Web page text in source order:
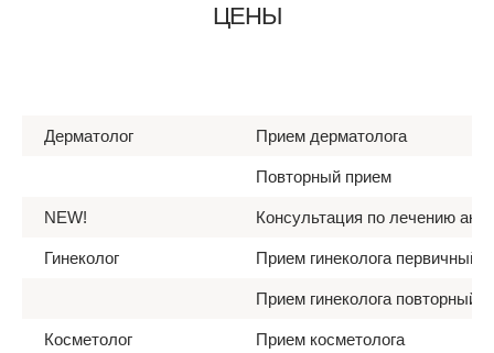
ЦЕНЫ
Дерматолог Прием дерматолога
Повторный прием
NEW! Консультация по лечению акне
Гинеколог Прием гинеколога первичный
Прием гинеколога повторный
Косметолог Прием косметолога